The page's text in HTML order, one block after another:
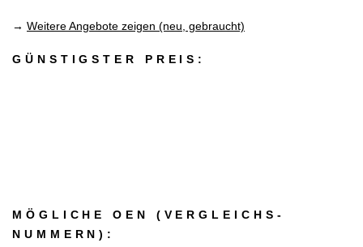
→ Weitere Angebote zeigen (neu, gebraucht)
GÜNSTIGSTER PREIS:
MÖGLICHE OEN (VERGLEICHS­
NUMMERN):